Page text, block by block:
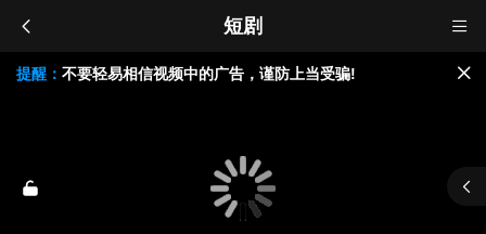
短剧
提醒： 不要轻易相信视频中的广告，谨防上当受骗!
视频载入速度跟网速有关，请耐心等待几秒钟。